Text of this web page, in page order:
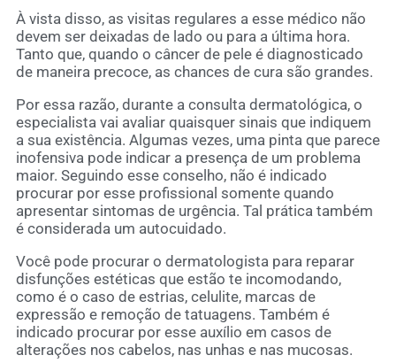
À vista disso, as visitas regulares a esse médico não
devem ser deixadas de lado ou para a última hora.
Tanto que, quando o câncer de pele é diagnosticado
de maneira precoce, as chances de cura são grandes.
Por essa razão, durante a consulta dermatológica, o
especialista vai avaliar quaisquer sinais que indiquem
a sua existência. Algumas vezes, uma pinta que parece
inofensiva pode indicar a presença de um problema
maior. Seguindo esse conselho, não é indicado
procurar por esse profissional somente quando
apresentar sintomas de urgência. Tal prática também
é considerada um autocuidado.
Você pode procurar o dermatologista para reparar
disfunções estéticas que estão te incomodando,
como é o caso de estrias, celulite, marcas de
expressão e remoção de tatuagens. Também é
indicado procurar por esse auxílio em casos de
alterações nos cabelos, nas unhas e nas mucosas.